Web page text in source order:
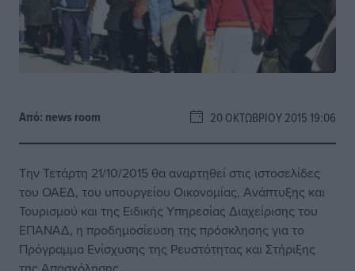
Από: news room 20 ΟΚΤΩΒΡΊΟΥ 2015 19:06
Την Τετάρτη 21/10/2015 θα αναρτηθεί στις ιστοσελίδες
του ΟΑΕΔ, του υπουργείου Οικονομίας, Ανάπτυξης και
Τουρισμού και της Ειδικής Υπηρεσίας Διαχείρισης του
ΕΠΑΝΑΔ, η προδημοσίευση της πρόσκλησης για το
Πρόγραμμα Ενίσχυσης της Ρευστότητας και Στήριξης